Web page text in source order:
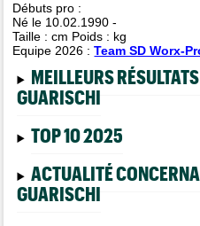
Débuts pro :
Né le 10.02.1990 -
Taille :cm Poids : kg
Equipe 2026 :Team SD Worx-
MEILLEURS
GUARISCHI
TOP 10 2025
ACTUALITÉ
GUARISCHI